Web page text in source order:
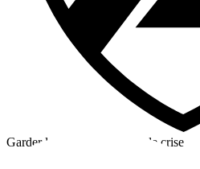
Garder la tête froide en cas de crise